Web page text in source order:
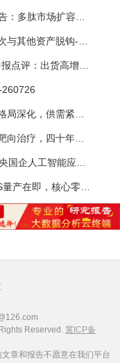
东吴证券-宁德时代-300750-2026年中报点评：出货高增业绩稳健，回购彰显龙头信心-260726
招商证券-创新药行业深度研究：RAS靶向治疗，四十年不可成药的终结，与终结之后的治疗格局演化-260805
Reserved. 冀ICP备
章和报告不愿意在我们平台